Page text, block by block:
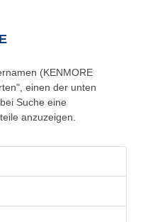
(KENMORE
einen der unten
Suche eine
anzuzeigen.